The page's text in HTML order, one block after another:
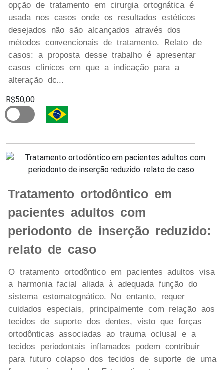
opção de tratamento em cirurgia ortognática é
usada nos casos onde os resultados estéticos
desejados não são alcançados através dos
métodos convencionais de tratamento. Relato de
casos: a proposta desse trabalho é apresentar
casos clínicos em que a indicação para a
alteração do...
R$50,00
Tratamento ortodôntico em
pacientes adultos com
periodonto de inserção reduzido:
relato de caso
O tratamento ortodôntico em pacientes adultos visa
a harmonia facial aliada à adequada função do
sistema estomatognático. No entanto, requer
cuidados especiais, principalmente com relação aos
tecidos de suporte dos dentes, visto que forças
ortodônticas associadas ao trauma oclusal e a
tecidos periodontais inflamados podem contribuir
para futuro colapso dos tecidos de suporte de uma